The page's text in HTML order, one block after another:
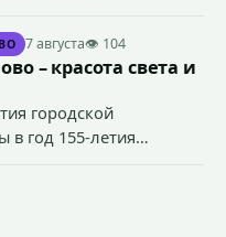
акта на объекте
власти.
7 августа👁 104
– красота света и
городской
в год 155-летия
исторических